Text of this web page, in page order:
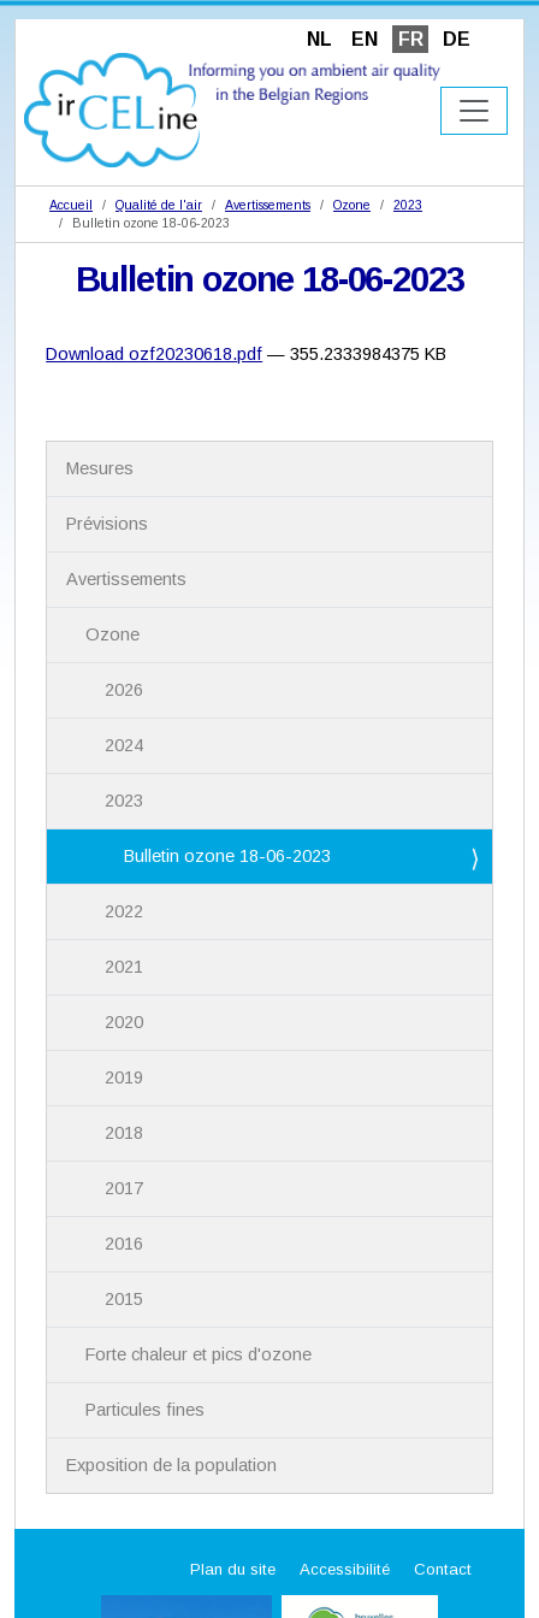
NL EN FR DE
Accueil Qualité de l'air Avertissements Ozone
2023
Bulletin ozone 18-06-2023
Bulletin ozone 18-06-2023
Download ozf20230618.pdf — 355.2333984375 KB
Mesures
Prévisions
Avertissements
Ozone
2026
2024
2023
Bulletin ozone 18-06-2023
2022
2021
2020
2019
2018
2017
2016
2015
Forte chaleur et pics d'ozone
Particules fines
Exposition de la population
Plan du site Accessibilité Contact